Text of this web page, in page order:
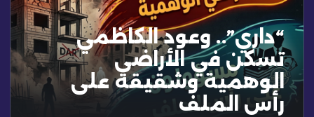
“داري”.. وعود الكاظمي
تسكن في الأراضي
الوهمية وشقيقه على
رأس الملف